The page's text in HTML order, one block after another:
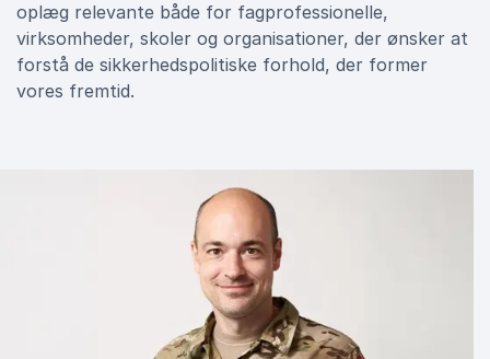
oplæg relevante både for fagprofessionelle,
virksomheder, skoler og organisationer, der ønsker at
forstå de sikkerhedspolitiske forhold, der former
vores fremtid.